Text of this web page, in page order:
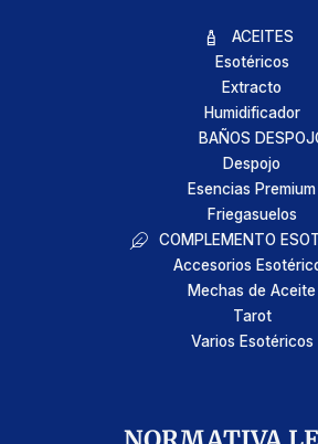
ACEITES
Esotéricos
Extracto
Humidificador
BAÑOS
Despojo
Esencias Premium
Friegasuelos
COMPLEMENTO
Accesorios
Mechas de Aceite
Tarot
Varios Esotéricos